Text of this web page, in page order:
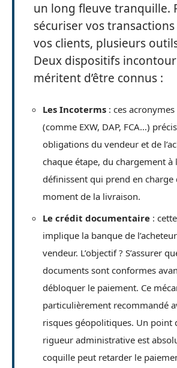
un long fleuve tranquille.
sécuriser vos
vos clients, plusieurs
Deux dispositifs
méritent d’être connus :
Les Incoterms : ces
(comme EXW, DAP, FCA…)
obligations du vendeur et de
chaque étape, du chargement à
définissent qui prend en charge
moment de la livraison.
Le crédit documentaire :
implique la banque de
vendeur. L’objectif ? S’assurer
documents sont conformes
débloquer le paiement. Ce
particulièrement recommandé
risques géopolitiques. Un point
rigueur administrative est
coquille peut retarder le